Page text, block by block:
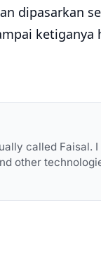
dipasarkan
ketiganya
called Faisal.
other